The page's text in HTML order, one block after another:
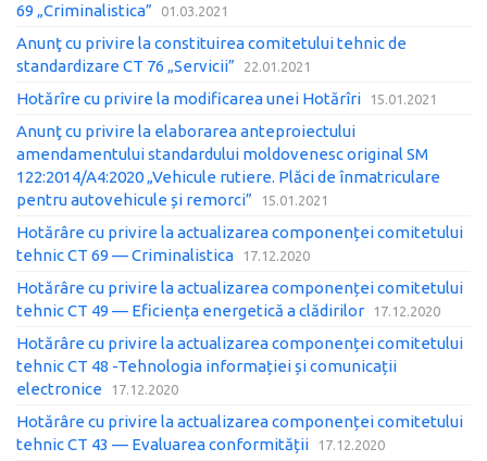
69 „Criminalistica”
01.03.2021
Anunţ cu privire la constituirea comitetului tehnic de
standardizare CT 76 „Servicii”
22.01.2021
Hotărîre cu privire la modificarea unei Hotărîri 15.01.2021
Anunţ cu privire la elaborarea anteproiectului
amendamentului standardului moldovenesc original SM
122:2014/A4:2020 „Vehicule rutiere. Plăci de înmatriculare
pentru autovehicule și remorci”
15.01.2021
Hotărâre cu privire la actualizarea componenței comitetului
tehnic CT 69 — Criminalistica
17.12.2020
Hotărâre cu privire la actualizarea componenței comitetului
tehnic CT 49 — Eficiența energetică a clădirilor
17.12.2020
Hotărâre cu privire la actualizarea componenței comitetului
tehnic CT 48 -Tehnologia informației și comunicații
electronice
17.12.2020
Hotărâre cu privire la actualizarea componenței comitetului
tehnic CT 43 — Evaluarea conformității
17.12.2020